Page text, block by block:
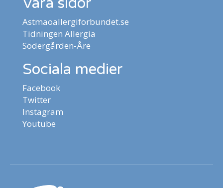
Astmaoallergiforbundet.se
Tidningen Allergia
Södergården-Åre
Sociala medier
Facebook
Twitter
Instagram
Youtube